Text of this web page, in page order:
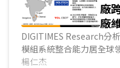
廠
廠
DIGITIMES Research分
模組系統整合能力居全球
對此類技術與產能進行投
楊仁杰